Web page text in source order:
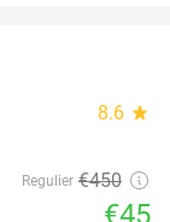
8.6 star
Regulier €450
€45